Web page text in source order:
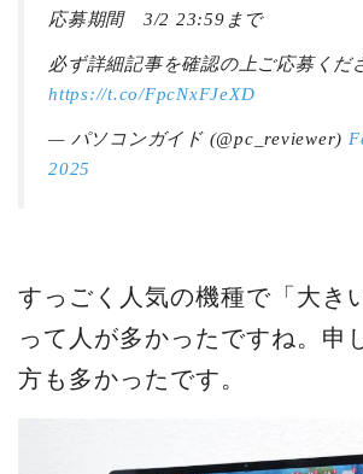
応募期間 3/2 23:59まで
必ず詳細記事を確認の上ご応募くだ
https://t.co/FpcNxFJeXD
— パソコンガイド (@pc_reviewer)
2025
すっごく人気の機種で「大き
って人が多かったですね。申
方も多かったです。